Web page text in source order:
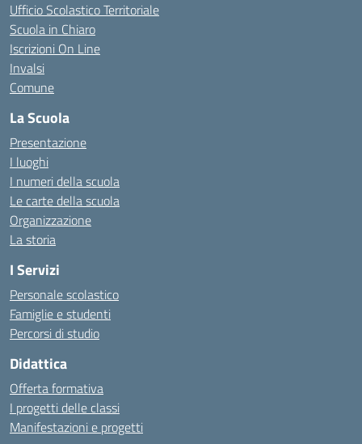
Ufficio Scolastico Territoriale
Scuola in Chiaro
Iscrizioni On Line
Invalsi
Comune
La Scuola
Presentazione
I luoghi
I numeri della scuola
Le carte della scuola
Organizzazione
La storia
I Servizi
Personale scolastico
Famiglie e studenti
Percorsi di studio
Didattica
Offerta formativa
I progetti delle classi
Manifestazioni e progetti